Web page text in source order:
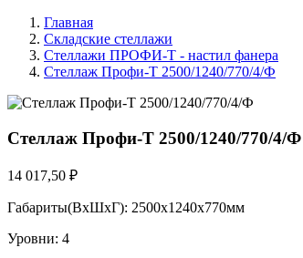
Главная
Складские стеллажи
Стеллажи ПРОФИ-Т - настил фанера
Стеллаж Профи-Т 2500/1240/770/4/Ф
Стеллаж Профи-Т 2500/1240/770/4/Ф
14 017,50 ₽
Габариты(ВхШхГ): 2500х1240х770мм
Уровни: 4